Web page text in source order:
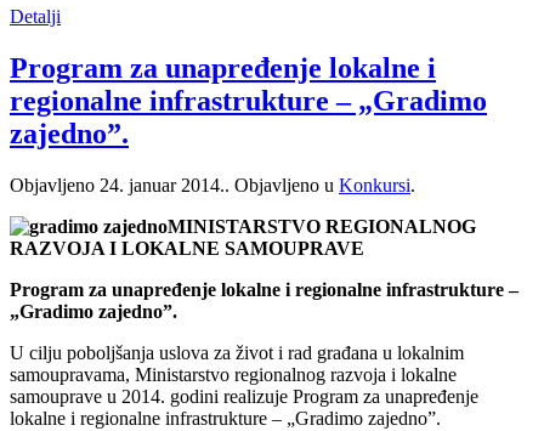
Detalji
Program za unapređenje lokalne i
regionalne infrastrukture – „Gradimo
zajedno”.
Objavljeno 24. januar 2014.. Objavljeno u Konkursi.
MINISTARSTVO REGIONALNOG
RAZVOJA I LOKALNE SAMOUPRAVE
Program za unapređenje lokalne i regionalne infrastrukture –
„Gradimo zajedno”.
U cilju poboljšanja uslova za život i rad građana u lokalnim
samoupravama, Ministarstvo regionalnog razvoja i lokalne
samouprave u 2014. godini realizuje Program za unapređenje
lokalne i regionalne infrastrukture – „Gradimo zajedno”.